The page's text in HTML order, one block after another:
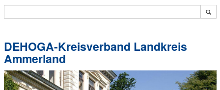
DEHOGA-Kreisverband Landkreis
Ammerland